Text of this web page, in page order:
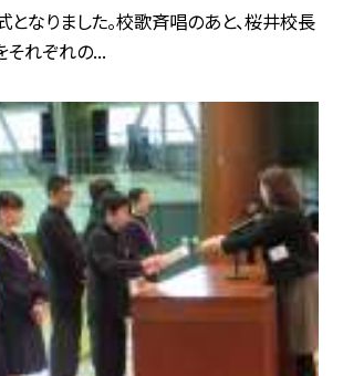
なりました。校歌斉唱のあと、桜井校長
それぞれの...